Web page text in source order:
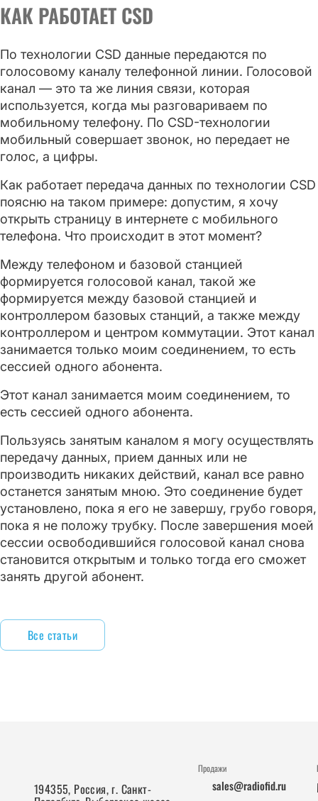
КАК РАБОТАЕТ CSD
По технологии CSD данные передаются по
голосовому каналу телефонной линии. Голосовой
канал — это та же линия связи, которая
используется, когда мы разговариваем по
мобильному телефону. По CSD-технологии
мобильный совершает звонок, но передает не
голос, а цифры.
Как работает передача данных по технологии CSD
поясню на таком примере: допустим, я хочу
открыть страницу в интернете с мобильного
телефона. Что происходит в этот момент?
Между телефоном и базовой станцией
формируется голосовой канал, такой же
формируется между базовой станцией и
контроллером базовых станций, а также между
контроллером и центром коммутации. Этот канал
занимается только моим соединением, то есть
сессией одного абонента.
Этот канал занимается моим соединением, то
есть сессией одного абонента.
Пользуясь занятым каналом я могу осуществлять
передачу данных, прием данных или не
производить никаких действий, канал все равно
останется занятым мною. Это соединение будет
установлено, пока я его не завершу, грубо говоря,
пока я не положу трубку. После завершения моей
сессии освободившийся голосовой канал снова
становится открытым и только тогда его сможет
занять другой абонент.
Все статьи
194355, Россия, г. Санкт-
Продажи
sales@radiofid.ru